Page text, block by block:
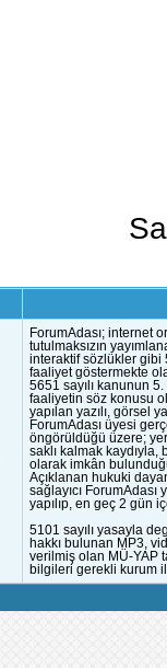
ForumAdası; internet
tutulmaksızın
interaktif sözlükler gibi
faaliyet göstermekte
5651 sayılı kanunun
faaliyetin söz konusu
yapılan yazılı, görsel
ForumAdası üyesi
öngörüldüğü üzere;
saklı kalmak
olarak imkân
Açıklanan hukuki
sağlayıcı
yapılıp, en geç 2 gün
5101 sayılı yasayla
hakkı bulunan MP3,
verilmiş olan MÜ-YAP
bilgileri gerekli kurum